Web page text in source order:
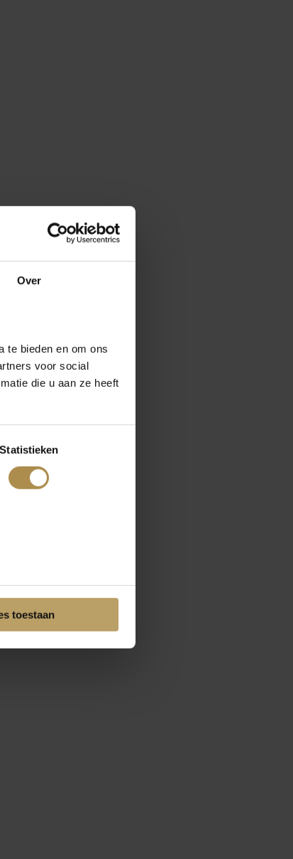
Over
te bieden en om ons
voor social
die u aan ze heeft
Statistieken
toestaan